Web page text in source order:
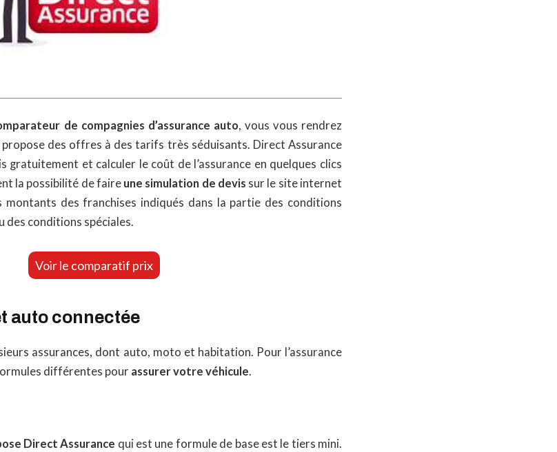
de compagnies d’assurance auto, vous vous rendrez
des offres à des tarifs très séduisants. Direct Assurance
gratuitement et calculer le coût de l’assurance en quelques clics
la possibilité de faireune simulation de devis sur le site internet
montants des franchises indiqués dans la partie des conditions
des conditions spéciales.
Voir le comparatif prix
auto connectée
assurances, dont auto, moto et habitation. Pour l’assurance
différentes pour assurer votre véhicule.
Direct Assurance qui est une formule de base est le tiers mini.